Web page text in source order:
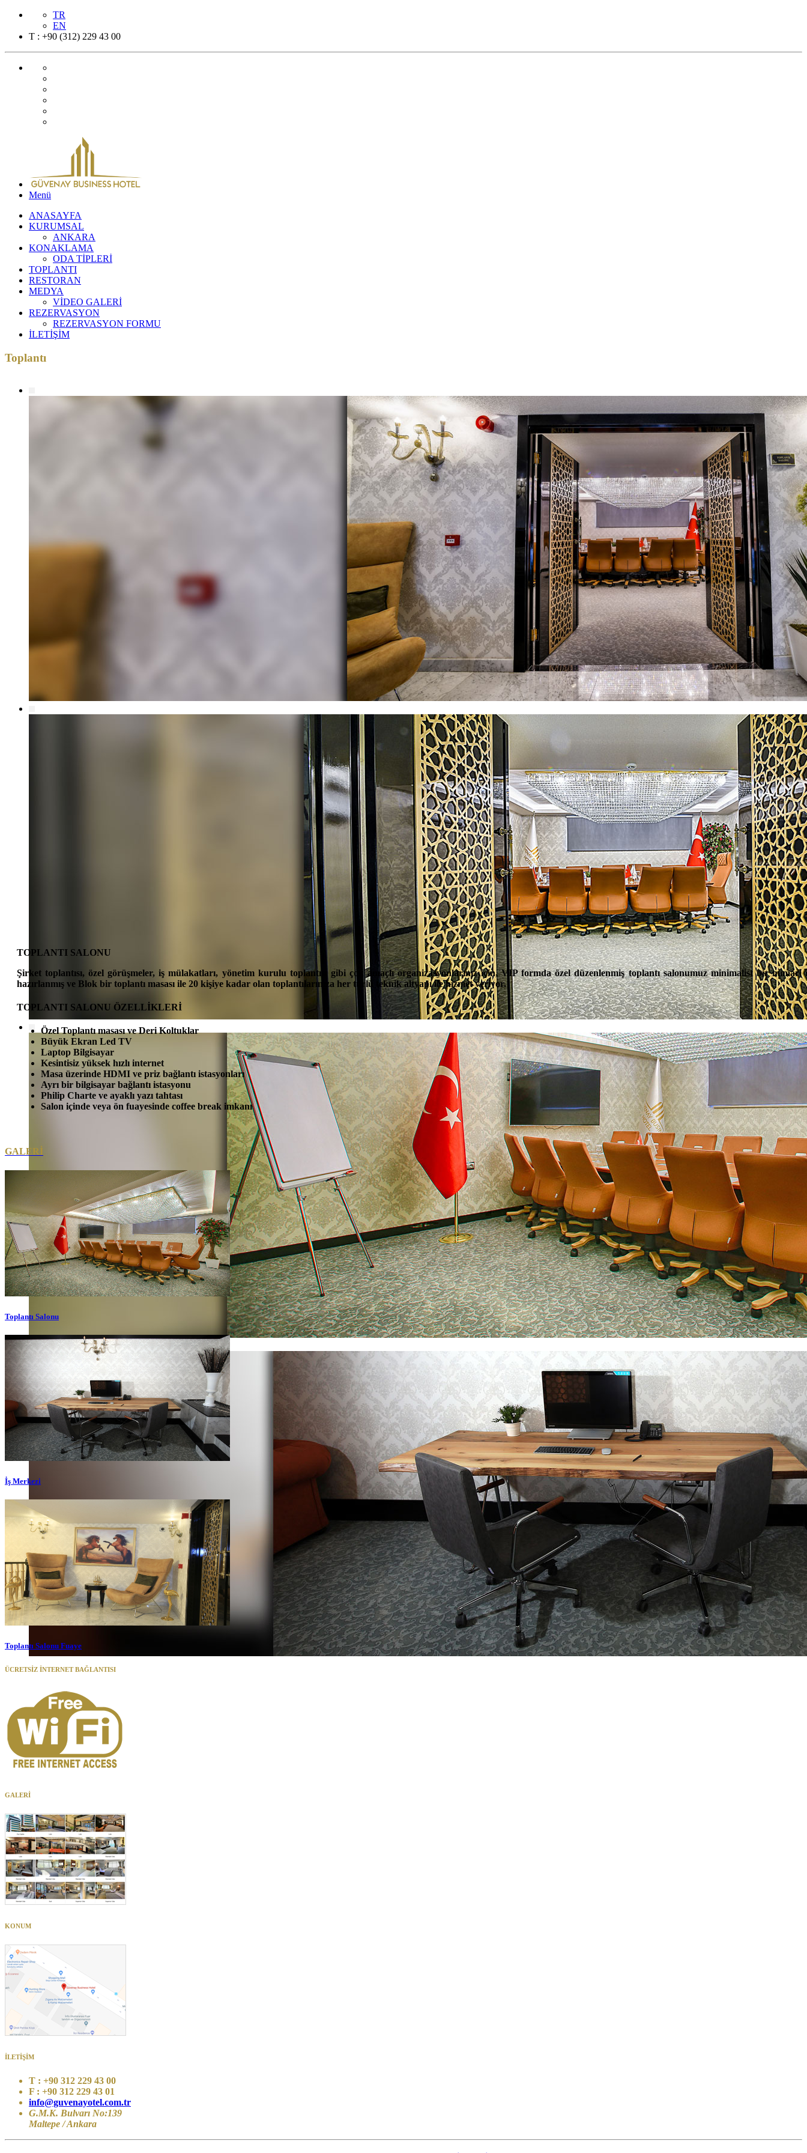
TR
EN
T : +90 (312) 229 43 00
Menü
ANASAYFA
KURUMSAL
ANKARA
KONAKLAMA
ODA TİPLERİ
TOPLANTI
RESTORAN
MEDYA
VİDEO GALERİ
REZERVASYON
REZERVASYON FORMU
İLETİŞİM
Toplantı
TOPLANTI SALONU
Şirket toplantısı, özel görüşmeler, iş mülakatları, yönetim kurulu toplantısı gibi çok amaçlı organizasyonlarınız için, VIP formda özel düzenlenmiş toplantı salonumuz minimalist bir mimari
hazırlanmış ve Blok bir toplantı masası ile 20 kişiye kadar olan toplantılarınıza her türlü teknik altyapı ile hizmet veriyor.
TOPLANTI SALONU ÖZELLİKLERİ
Özel Toplantı masası ve Deri Koltuklar
Büyük Ekran Led TV
Laptop Bilgisayar
Kesintisiz yüksek hızlı internet
Masa üzerinde HDMI ve priz bağlantı istasyonları
Ayrı bir bilgisayar bağlantı istasyonu
Philip Charte ve ayaklı yazı tahtası
Salon içinde veya ön fuayesinde coffee break imkanı
GALERİ
Toplantı Salonu
İş Merkezi
Toplantı Salonu Fuaye
ÜCRETSİZ İNTERNET BAĞLANTISI
GALERİ
KONUM
İLETİŞİM
T : +90 312 229 43 00
F : +90 312 229 43 01
info@guvenayotel.com.tr
G.M.K. Bulvarı No:139
Maltepe / Ankara